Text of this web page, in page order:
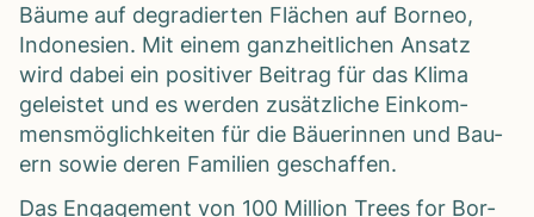
Bäume auf degra­dier­ten Flä­chen auf Bor­neo,
Indo­ne­sien. Mit einem ganz­heit­li­chen Ansatz
wird dabei ein posi­ti­ver Bei­trag für das Klima
geleis­tet und es wer­den zusätz­li­che Ein­kom­
mens­mög­lich­kei­ten für die Bäue­rin­nen und Bau­
ern sowie deren Fami­lien geschaf­fen.
Das Enga­ge­ment von 100 Mil­lion Trees for Bor­